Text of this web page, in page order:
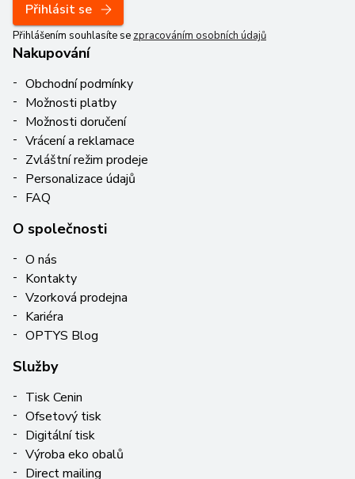
Přihlásit se
Přihlášením souhlasíte se zpracováním osobních údajů
Nakupování
Obchodní podmínky
Možnosti platby
Možnosti doručení
Vrácení a reklamace
Zvláštní režim prodeje
Personalizace údajů
FAQ
O společnosti
O nás
Kontakty
Vzorková prodejna
Kariéra
OPTYS Blog
Služby
Tisk Cenin
Ofsetový tisk
Digitální tisk
Výroba eko obalů
Direct mailing